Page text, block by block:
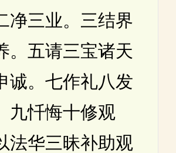
净三业。三结界
。五请三宝诸天
诚。七作礼八发
九忏悔十修观
法华三昧补助观